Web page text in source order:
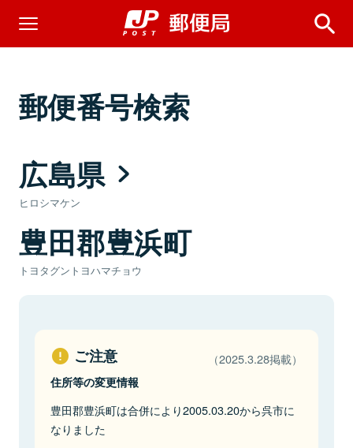
郵便番号検索
広島県
ヒロシマケン
豊田郡豊浜町
トヨタグントヨハマチョウ
ご注意 （2025.3.28掲載）
住所等の変更情報
豊田郡豊浜町は合併により2005.03.20から呉市に
なりました